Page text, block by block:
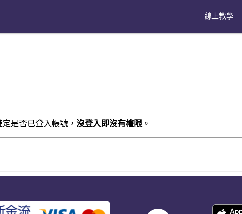
線上教學
是否已登入帳號， 沒登入即沒有權限 。